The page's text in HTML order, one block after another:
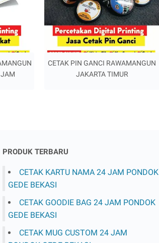
CETAK PIN GANCI RAWAMANGUN
JAKARTA TIMUR
PRODUK TERBARU
CETAK KARTU NAMA 24 JAM PONDOK
GEDE BEKASI
CETAK GOODIE BAG 24 JAM PONDOK
GEDE BEKASI
CETAK MUG CUSTOM 24 JAM